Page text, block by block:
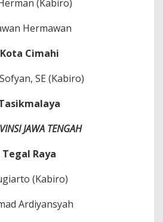
(Kabiro)
Hermawan
Kota Cimahi
SE (Kabiro)
JAWA TENGAH
Tegal Raya
(Kabiro)
Ardiyansyah